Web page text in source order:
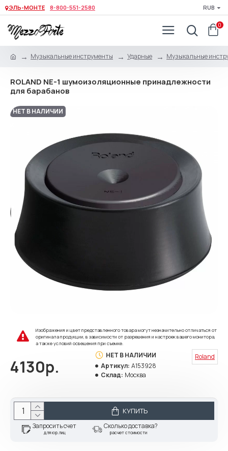
ЭЛЬ-МОНТЕ 8-800-551-2580 RUB
0
Музыкальные инструменты Ударные Музыкальные
ROLAND NE-1 шумоизоляционные принадлежности
для барабанов
НЕТ В НАЛИЧИИ
Изображения и цвет представленного товара могут незначительно отличаться от
оригинала продукции, в зависимости от разрешения и настроек вашего монитора,
а также условий освещения при съемке.
4130р.
НЕТ В НАЛИЧИИ
Артикул: A153928
Склад: Москва
Roland
КУПИТЬ
Запросить счет
для юр.лиц
Сколько доставка?
расчет стоимости